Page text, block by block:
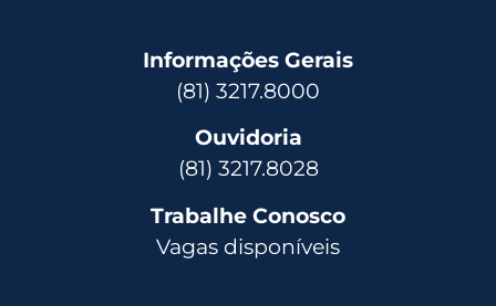
Informações Gerais
(81) 3217.8000
Ouvidoria
(81) 3217.8028
Trabalhe Conosco
Vagas disponíveis